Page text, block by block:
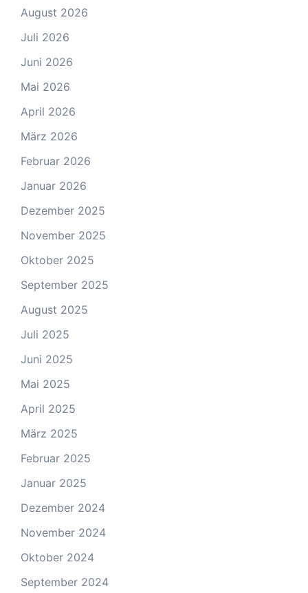
August 2026
Juli 2026
Juni 2026
Mai 2026
April 2026
März 2026
Februar 2026
Januar 2026
Dezember 2025
November 2025
Oktober 2025
September 2025
August 2025
Juli 2025
Juni 2025
Mai 2025
April 2025
März 2025
Februar 2025
Januar 2025
Dezember 2024
November 2024
Oktober 2024
September 2024